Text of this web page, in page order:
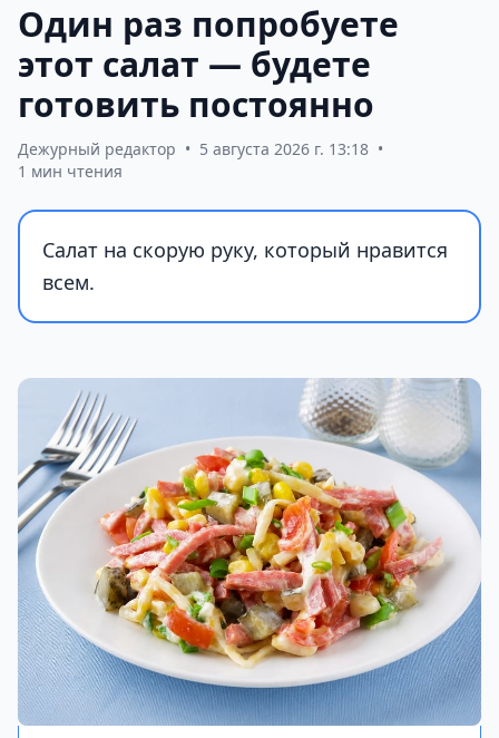
Один раз попробуете
этот салат — будете
готовить постоянно
Дежурный редактор • 5 августа 2026 г. 13:18 •
1 мин чтения
Салат на скорую руку, который нравится
всем.